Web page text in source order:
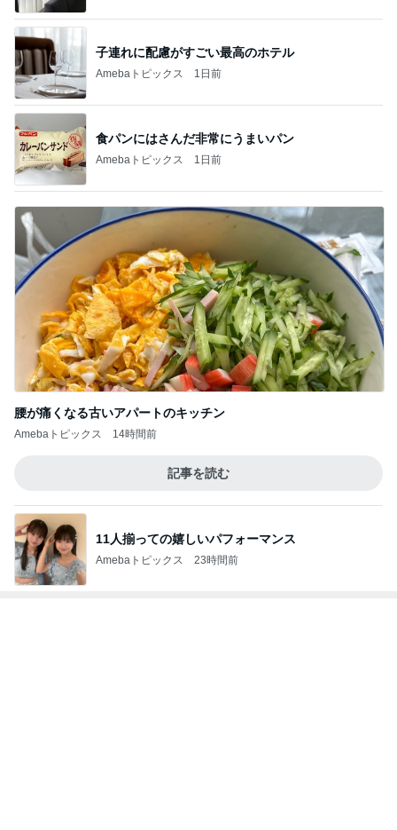
子連れに配慮がすごい最高のホテル
Amebaトピックス 1日前
食パンにはさんだ非常にうまいパン
Amebaトピックス 1日前
腰が痛くなる古いアパートのキッチン
Amebaトピックス 14時間前
記事を読む
11人揃っての嬉しいパフォーマンス
Amebaトピックス 23時間前